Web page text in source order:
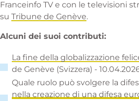
Franceinfo TV e con le televisioni
su Tribune de Genève.
Alcuni dei suoi contributi:
La fine della globalizzazione
de Genève (Svizzera) -
Quale ruolo può svolgere la
nella creazione di una difesa